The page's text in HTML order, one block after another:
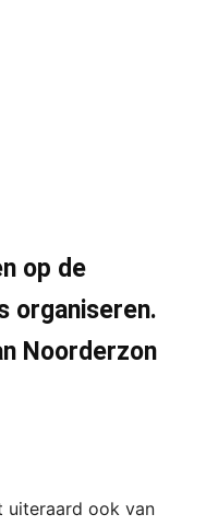
op de
organiseren.
Noorderzon
uiteraard ook van